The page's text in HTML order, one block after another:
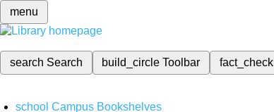
menu
search Search build_circleToolbar fact_check
school Campus Bookshelves